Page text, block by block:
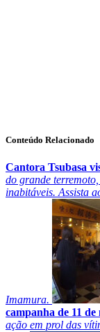
Conteúdo Relacionado
Cantora Tsubasa
do grande
inabitáveis. Assista
Imamura.
campanha de 11 de
ação em prol das